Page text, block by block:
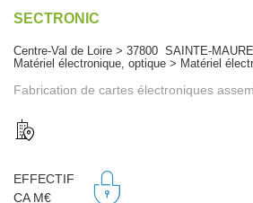
SECTRONIC
Centre-Val de Loire > 37800 SAINTE-
Matériel électronique, optique > Matériel
Fabrication de cartes électroniques
EFFECTIF
CA M€